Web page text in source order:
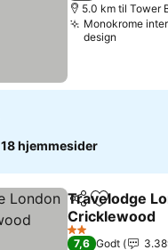
5.0 km til Tower
Monokrome
design
18 hjemmesider
Del Føj til
Travelodge
Cricklewood
2 Stjerner
7,6 Godt